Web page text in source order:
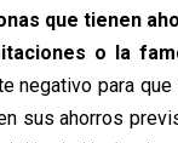
que tienen
o la
negativo para
sus ahorros